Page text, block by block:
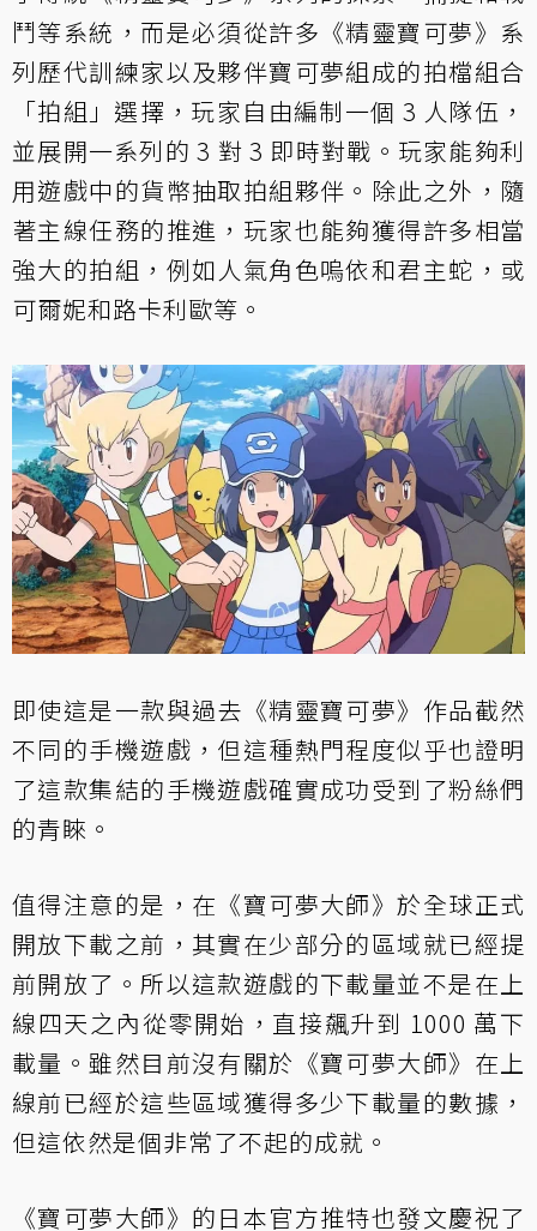
鬥等系統，而是必須從許多《精靈寶可夢》系
列歷代訓練家以及夥伴寶可夢組成的拍檔組合
「拍組」選擇，玩家自由編制一個 3 人隊伍，
並展開一系列的 3 對 3 即時對戰。玩家能夠利
用遊戲中的貨幣抽取拍組夥伴。除此之外，隨
著主線任務的推進，玩家也能夠獲得許多相當
強大的拍組，例如人氣角色嗚依和君主蛇，或
可爾妮和路卡利歐等。
即使這是一款與過去《精靈寶可夢》作品截然
不同的手機遊戲，但這種熱門程度似乎也證明
了這款集結的手機遊戲確實成功受到了粉絲們
的青睞。
值得注意的是，在《寶可夢大師》於全球正式
開放下載之前，其實在少部分的區域就已經提
前開放了。所以這款遊戲的下載量並不是在上
線四天之內從零開始，直接飆升到 1000 萬下
載量。雖然目前沒有關於《寶可夢大師》在上
線前已經於這些區域獲得多少下載量的數據，
但這依然是個非常了不起的成就。
《寶可夢大師》的日本官方推特也發文慶祝了